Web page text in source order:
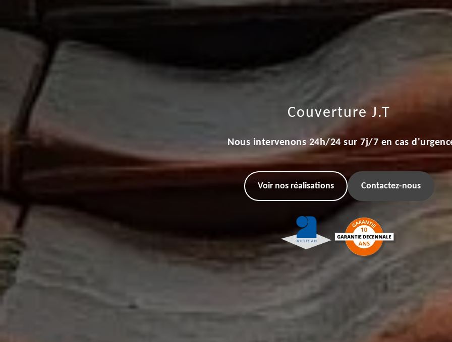
Couverture J.T
Nous intervenons 24h/24 sur 7j/7 en cas
Voir nos réalisations Contactez-nous